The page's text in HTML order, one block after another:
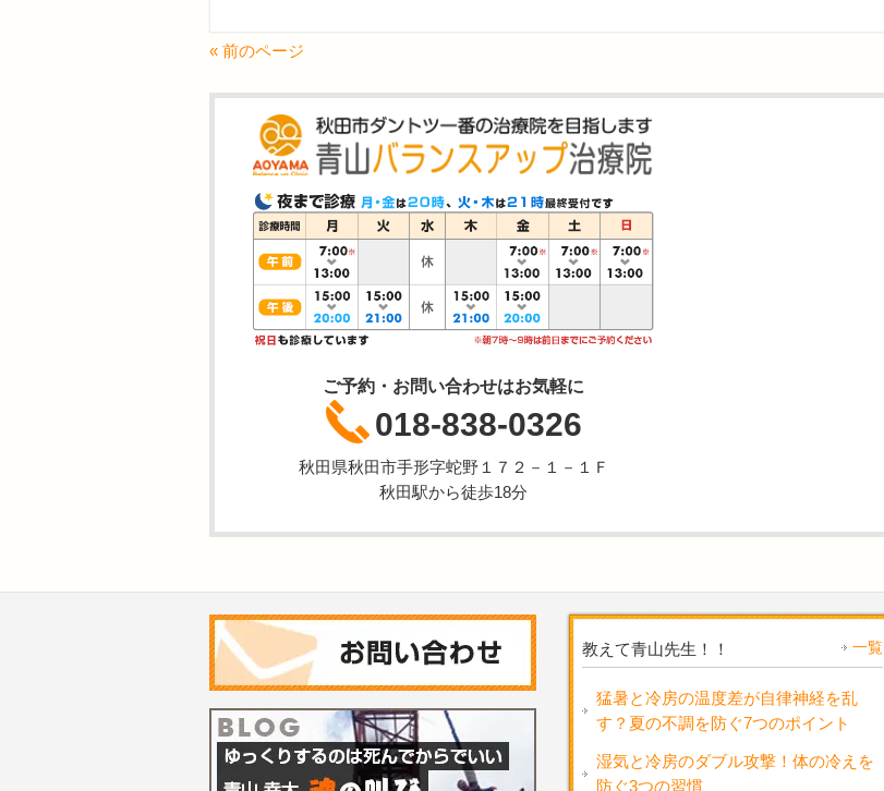
« 前のページ
ご予約・お問い合わせはお気軽に
018-838-0326
秋田県秋田市手形字蛇野１７２－１－１Ｆ
秋田駅から徒歩18分
教えて青山先生！！ 一覧
猛暑と冷房の温度差が自律神経を乱
す？夏の不調を防ぐ7つのポイント
湿気と冷房のダブル攻撃！体の冷えを
防ぐ3つの習慣